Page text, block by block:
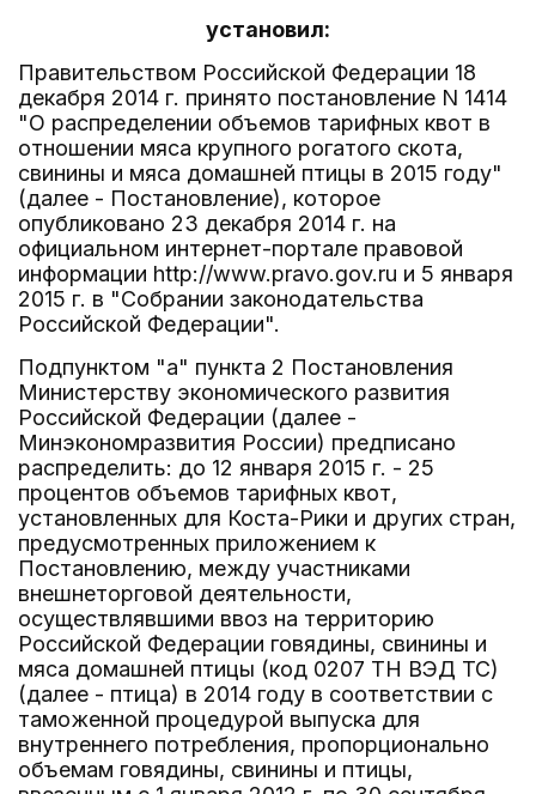
установил:
Правительством Российской Федерации 18
декабря 2014 г. принято постановление N 1414
"О распределении объемов тарифных квот в
отношении мяса крупного рогатого скота,
свинины и мяса домашней птицы в 2015 году"
(далее - Постановление), которое
опубликовано 23 декабря 2014 г. на
официальном интернет-портале правовой
информации http://www.pravo.gov.ru и 5 января
2015 г. в "Собрании законодательства
Российской Федерации".
Подпунктом "а" пункта 2 Постановления
Министерству экономического развития
Российской Федерации (далее -
Минэкономразвития России) предписано
распределить: до 12 января 2015 г. - 25
процентов объемов тарифных квот,
установленных для Коста-Рики и других стран,
предусмотренных приложением к
Постановлению, между участниками
внешнеторговой деятельности,
осуществлявшими ввоз на территорию
Российской Федерации говядины, свинины и
мяса домашней птицы (код 0207 ТН ВЭД ТС)
(далее - птица) в 2014 году в соответствии с
таможенной процедурой выпуска для
внутреннего потребления, пропорционально
объемам говядины, свинины и птицы,